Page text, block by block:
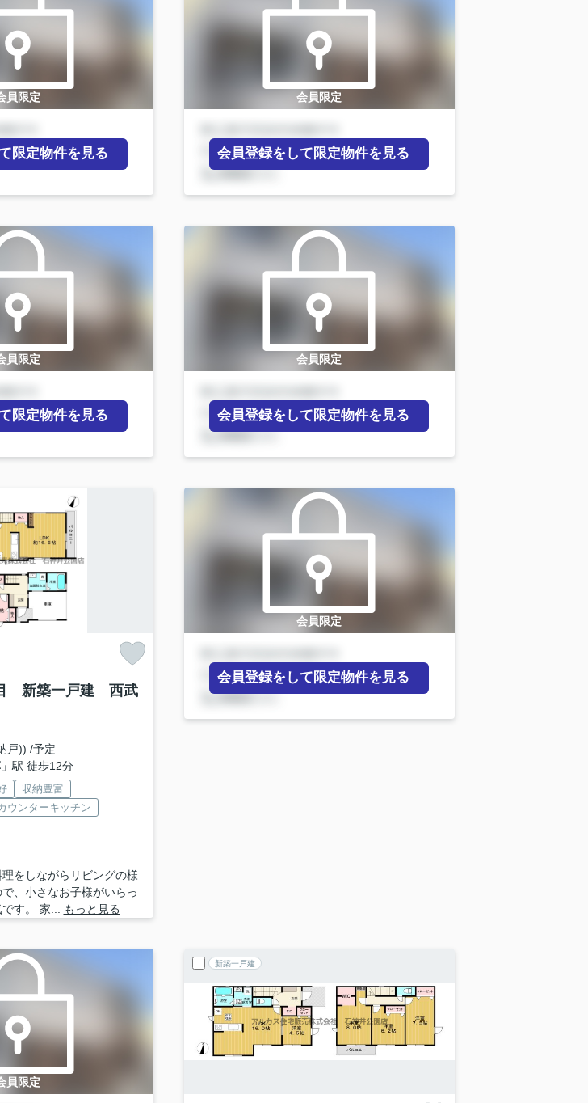
員限定
限定物件を見る
会員限定
会員登録をして限定物件を見る
員限定
限定物件を見る
会員限定
会員登録をして限定物件を見る
新築一戸建 西武
戸)) /予定
」駅 徒歩12分
収納豊富
ウンターキッチン
をしながらリビングの様
、小さなお子様がいらっ
す。 家...
もっと見る
会員限定
会員登録をして限定物件を見る
員限定
新築一戸建